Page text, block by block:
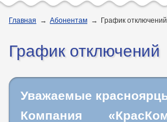
Главная → Абонентам → График отключений
График отключений
Уважаемые
Компания